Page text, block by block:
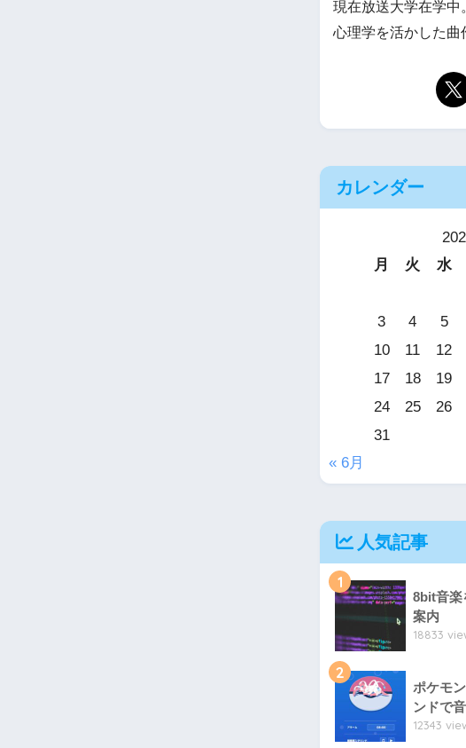
現在放送大学在学中
心理学を活かした曲
カレンダー
月
火 水
3
4 5
10
11 12
17
18 19
24
25 26
31
« 6月
人気記事
1
8bit音楽
案内
18833
2
ポケモ
ンドで
12343